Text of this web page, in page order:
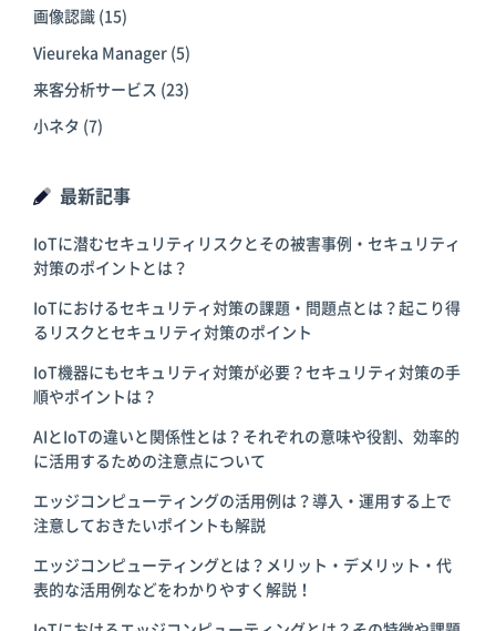
画像認識 (15)
Vieureka Manager (5)
来客分析サービス (23)
小ネタ (7)
最新記事
IoTに潜むセキュリティリスクとその被害事例・セキュリティ
対策のポイントとは？
IoTにおけるセキュリティ対策の課題・問題点とは？起こり得
るリスクとセキュリティ対策のポイント
IoT機器にもセキュリティ対策が必要？セキュリティ対策の手
順やポイントは？
AIとIoTの違いと関係性とは？それぞれの意味や役割、効率的
に活用するための注意点について
エッジコンピューティングの活用例は？導入・運用する上で
注意しておきたいポイントも解説
エッジコンピューティングとは？メリット・デメリット・代
表的な活用例などをわかりやすく解説！